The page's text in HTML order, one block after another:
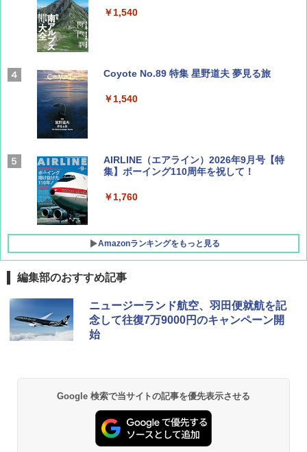
￥1,540
Coyote No.89 特集 星野道夫 夢見る旅
￥1,540
AIRLINE（エアライン）2026年9月号【特
集】ボーイング110周年を祝して！
￥1,760
Amazonランキングをもっと見る
D40 地球の歩き方 チェンマイ タイ北部の魅
力的な町 2026～2027 地球の歩き方D アジア
￥2,695
[キャンパーズコレクション 山善] ポップアッ
プテント 傘みたいに広げて畳める パッとサ
ッとサンシェード キューブ フルクローズ メ
PYKES PEAK (パイクスピーク) 着替えテン
ト プライバシー テント 【中が透けない】 1
人用 折りたたみ 防災グッズ 災害用トイレ ビ
ーチ ピクニック ポップアップテント 携帯 簡
DEWEL パラソル 大型 ビーチ アウトドアパ
ラソル ガーデン サイトシート付 折りたたみ
防水 UVカット 4段階高さ調整 軽量 収納袋付
熊撃退スプレー 熊よけスプレー 熊スプレー
【日本企業販売】超強力クマ対策スプレー 30
0ml（連続噴射30秒）110ml（連続噴射15
秒）射程5～10m 安全ロック搭載 携帯収納袋
付き ヒグマ・イノシシ対策 自治体・教育機
編集部のおすすめ記事
ニュージーランド航空、羽田便就航を記
念して往復7万9000円のキャンペーン開
始
Google 検索で当サイトの記事を優先表示させる